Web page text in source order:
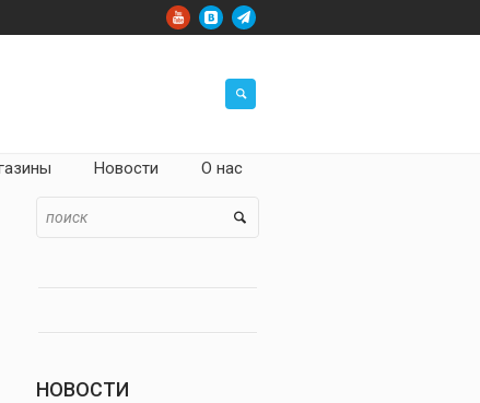
Новости О нас
НОВОСТИ